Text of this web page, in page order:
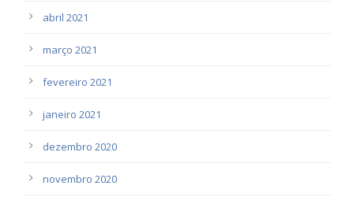
abril 2021
março 2021
fevereiro 2021
janeiro 2021
dezembro 2020
novembro 2020